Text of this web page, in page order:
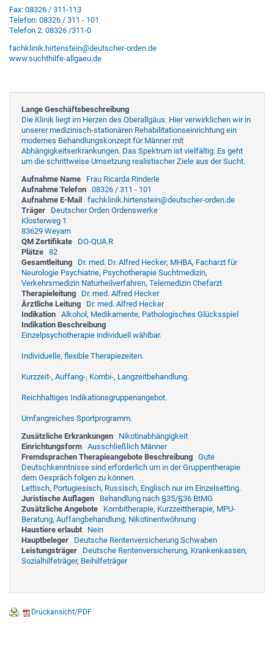
Fax: 08326 / 311-113
Telefon: 08326 / 311 - 101
Telefon 2: 08326 /311-0
fachklinik.hirtenstein@deutscher-orden.de
www.suchthilfe-allgaeu.de
Lange Geschäftsbeschreibung
Die Klinik liegt im Herzen des Oberallgäus. Hier verwirklichen wir in
unserer medizinisch-stationären Rehabilitationseinrichtung ein
modernes Behandlungskonzept für Männer mit
Abhängigkeitserkrankungen. Das Spektrum ist vielfältig. Es geht
um die schrittweise Umsetzung realistischer Ziele aus der Sucht.
Aufnahme Name
Frau Ricarda Rinderle
Aufnahme Telefon 08326 / 311 - 101
Aufnahme E-Mail
fachklinik.hirtenstein@deutscher-orden.de
Träger
Deutscher Orden Ordenswerke
Klosterweg 1
83629 Weyarn
QM Zertifikate
DO-QUA.R
Plätze 82
Gesamtleitung
Dr. med. Dr. Alfred Hecker; MHBA, Facharzt für
Neurologie Psychiatrie, Psychotherapie Suchtmedizin,
Verkehrsmedizin Naturheilverfahren, Telemedizin Chefarzt
Therapieleitung
Dr. med. Alfred Hecker
Ärztliche Leitung
Dr. med. Alfred Hecker
Indikation Alkohol, Medikamente, Pathologisches Glücksspiel
Indikation Beschreibung
Einzelpsychotherapie individuell wählbar.
Individuelle, flexible Therapiezeiten.
Kurzzeit-, Auffang-, Kombi-, Langzeitbehandlung.
Reichhaltiges Indikationsgruppenangebot.
Umfangreiches Sportprogramm.
Zusätzliche Erkrankungen
Nikotinabhängigkeit
Einrichtungsform Ausschließlich Männer
Fremdsprachen Therapieangebote Beschreibung Gute
Deutschkenntnisse sind erforderlich um in der Gruppentherapie
dem Gespräch folgen zu können.
Lettisch, Portugiesisch, Russisch, Englisch nur im Einzelsetting.
Juristische Auflagen
Behandlung nach §35/§36 BtMG
Zusätzliche Angebote
Kombitherapie, Kurzzeittherapie, MPU-
Beratung, Auffangbehandlung, Nikotinentwöhnung
Haustiere erlaubt
Nein
Hauptbeleger
Deutsche Rentenversicherung Schwaben
Leistungsträger
Deutsche Rentenversicherung, Krankenkassen,
Sozialhilfeträger, Beihilfeträger
Druckansicht/PDF